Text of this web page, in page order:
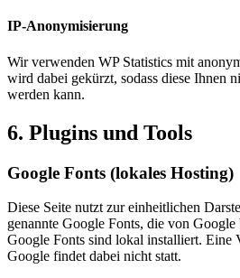
IP-Anonymisierung
Wir verwenden WP Statistics mit
wird dabei gekürzt, sodass diese Ihnen
werden kann.
6. Plugins und Tools
Google Fonts (lokales Hosting)
Diese Seite nutzt zur einheitlichen
genannte Google Fonts, die von
Google Fonts sind lokal installiert. Eine
Google findet dabei nicht statt.